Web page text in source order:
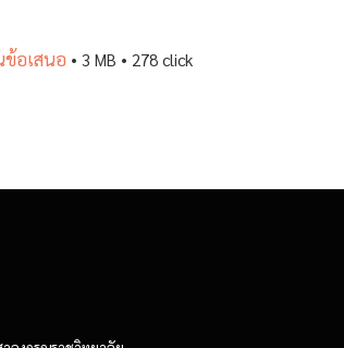
อเสนอ • 3 MB • 278 click